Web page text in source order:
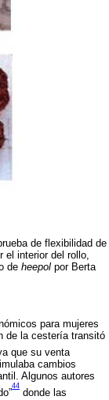
de flexibilidad de
el interior del rollo,
de heepol por Berta
para mujeres
de la cestería transitó
que su venta
cambios
Algunos autores
44
donde las